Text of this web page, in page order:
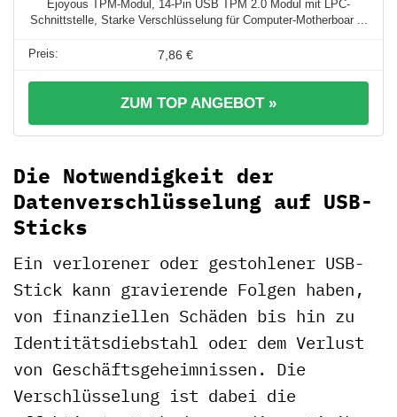
Ejoyous TPM-Modul, 14-Pin USB TPM 2.0 Modul mit LPC-
Schnittstelle, Starke Verschlüsselung für Computer-Motherboar ...
7,86 €
ZUM TOP ANGEBOT »
Die Notwendigkeit der
Datenverschlüsselung auf USB-
Sticks
Ein verlorener oder gestohlener USB-
Stick kann gravierende Folgen haben,
von finanziellen Schäden bis hin zu
Identitätsdiebstahl oder dem Verlust
von Geschäftsgeheimnissen. Die
Verschlüsselung ist dabei die